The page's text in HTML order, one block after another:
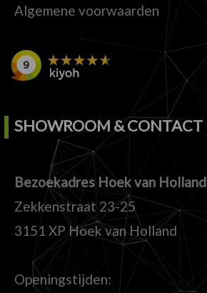
Algemene voorwaarden
SHOWROOM & CONTACT
Bezoekadres Hoek van Holland
Zekkenstraat 23-25
3151 XP Hoek van Holland
Openingstijden: